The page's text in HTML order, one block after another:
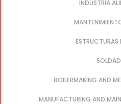
INDUSTRIA
ESTRUCTURAS
BOILERMAKING AND
MANUFACTURING AND